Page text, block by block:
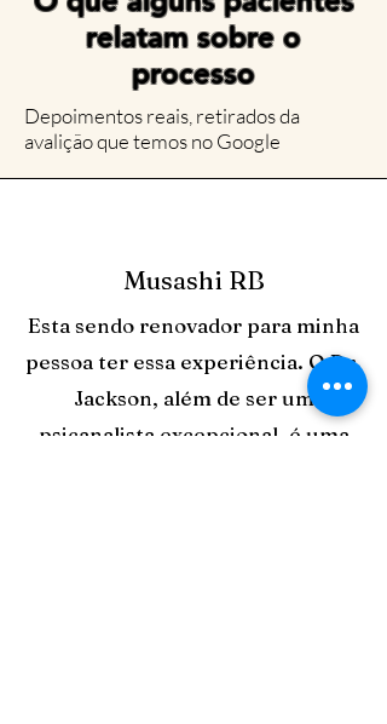
relatam sobre o
processo
Depoimentos reais, retirados da
avalição que temos no Google
Musashi RB
Esta sendo renovador para minha
pessoa ter essa experiência. O Dr.
Jackson, além de ser um
psicanalista excepcional, é uma